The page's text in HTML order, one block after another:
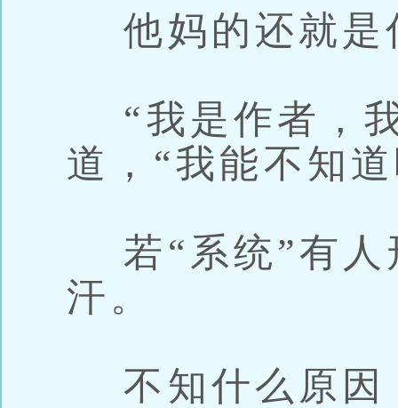
他妈的还就是
“我是作者，
道，“我能不知
若“系统”有人
汗。
不知什么原因